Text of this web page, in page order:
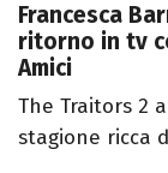
Francesca
ritorno in tv
Amici
The Traitors 2
stagione ricca